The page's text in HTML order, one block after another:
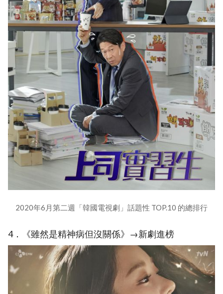
2020年6月第二週「韓國電視劇」話題性 TOP.10 的總排行
4．《雖然是精神病但沒關係》→新劇進榜